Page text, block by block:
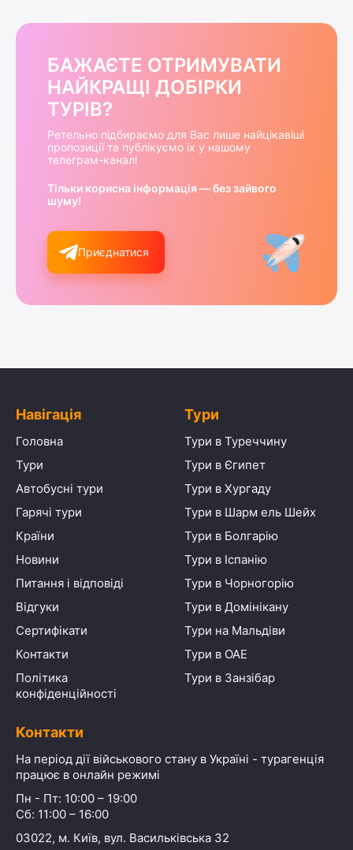
БАЖАЄТЕ ОТРИМУВАТИ
НАЙКРАЩІ ДОБІРКИ
ТУРІВ?
Ретельно підбираємо для Вас лише найцікавіші
пропозиції та публікуємо їх у нашому
телеграм-каналі
Тільки корисна інформація — без зайвого
шуму!
Приєднатися
Навігація
Головна
Тури
Автобусні тури
Гарячі тури
Країни
Новини
Питання і відповіді
Відгуки
Сертифікати
Контакти
Політика
конфіденційності
Тури
Тури в Туреччину
Тури в Єгипет
Тури в Хургаду
Тури в Шарм ель Шейх
Тури в Болгарію
Тури в Іспанію
Тури в Чорногорію
Тури в Домінікану
Тури на Мальдіви
Тури в ОАЕ
Тури в Занзібар
Контакти
На період дії військового стану в Україні - турагенція
працює в онлайн режимі
Пн - Пт: 10:00 – 19:00
Сб: 11:00 – 16:00
03022, м. Київ, вул. Васильківська 32